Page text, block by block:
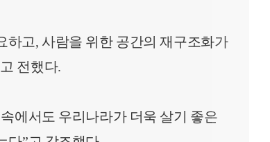
하고, 사람을 위한 공간의 재구조화가
전했다.
에서도 우리나라가 더욱 살기 좋은